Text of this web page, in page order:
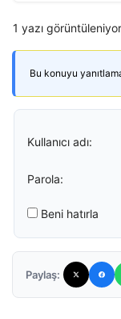
1 yazı
Bu konuyu
Kullanıcı adı:
Parola:
Beni hatırla
Paylaş: